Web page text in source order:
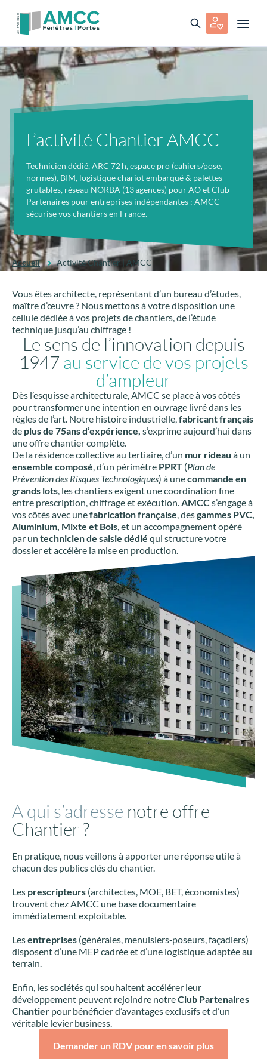
L’activité Chantier AMCC
Technicien dédié, ARC 72 h, espace pro (cahiers/pose,
normes), BIM, logistique chariot embarqué & palettes
grutables, réseau NORBA (13 agences) pour AO et Club
Partenaires pour entreprises indépendantes : AMCC
sécurise vos chantiers en France.
Accueil Activité Chantier | AMCC
Vous êtes architecte, représentant d’un bureau d’études,
maître d’œuvre ? Nous mettons à votre disposition une
cellule dédiée à vos projets de chantiers, de l’étude
technique jusqu’au chiffrage !
Le sens de l’innovation depuis
1947 au service de vos projets
d’ampleur
Dès l’esquisse architecturale, AMCC se place à vos côtés
pour transformer une intention en ouvrage livré dans les
règles de l’art. Notre histoire industrielle, fabricant français
de plus de 75ans d’expérience, s’exprime aujourd’hui dans
une offre chantier complète.
De la résidence collective au tertiaire, d’un mur rideau à un
ensemble composé , d’un périmètre PPRT (Plan de
Prévention des Risques Technologiques) à unecommande en
grands lots , les chantiers exigent une coordination fine
entre prescription, chiffrage et exécution. AMCC s’engage à
vos côtés avec unefabrication française , desgammes PVC,
Aluminium, Mixte et Bois , et un accompagnement opéré
par un technicien de saisie dédié qui structure votre
dossier et accélère la mise en production.
A qui s’adresse notre offre
Chantier ?
En pratique, nous veillons à apporter une réponse utile à
chacun des publics clés du chantier.
Les prescripteurs (architectes, MOE, BET, économistes)
trouvent chez AMCC une base documentaire
immédiatement exploitable.
Lesentreprises (générales, menuisiers‑poseurs, façadiers)
disposent d’une MEP cadrée et d’une logistique adaptée au
terrain.
Enfin, les sociétés qui souhaitent accélérer leur
développement peuvent rejoindre notreClub Partenaires
Chantier pour bénéficier d’avantages exclusifs et d’un
véritable levier business.
Demander un RDV pour en savoir plus